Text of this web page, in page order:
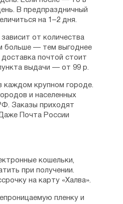
В предпраздничный
на 1–2 дня.
от количества
больше — тем выгоднее
почтой стоит
выдачи — от 99 р.
каждом крупном городе.
и населенных
Заказы приходят
Почта России
кошельки,
при получении.
на карту «Халва».
пленку и